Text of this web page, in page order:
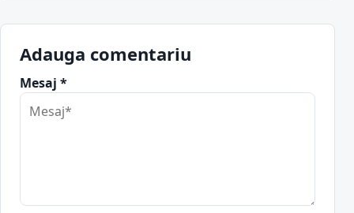
Adauga comentariu
Mesaj *